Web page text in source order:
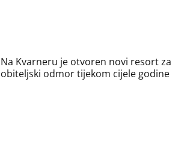
Na Kvarneru je otvoren novi resort za
obiteljski odmor tijekom cijele godine